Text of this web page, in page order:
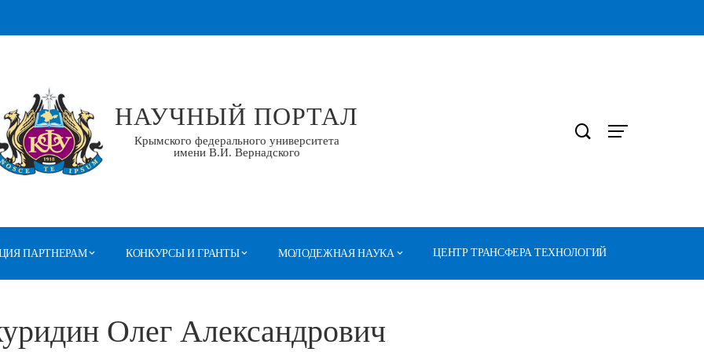
НАУЧНЫЙ ПОРТАЛ
Крымского федерального университета
имени В.И. Вернадского
ПАРТНЕРАМ КОНКУРСЫ И ГРАНТЫ МОЛОДЕЖНАЯ НАУКА ЦЕНТР ТРАНСФЕРА ТЕХНОЛОГИЙ
Олег Александрович